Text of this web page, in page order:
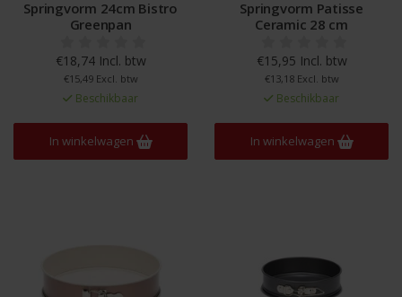
Springvorm 24cm Bistro
Greenpan
€18,74 Incl. btw
€15,49 Excl. btw
Beschikbaar
In winkelwagen
Springvorm Patisse
Ceramic 28 cm
€15,95 Incl. btw
€13,18 Excl. btw
Beschikbaar
In winkelwagen